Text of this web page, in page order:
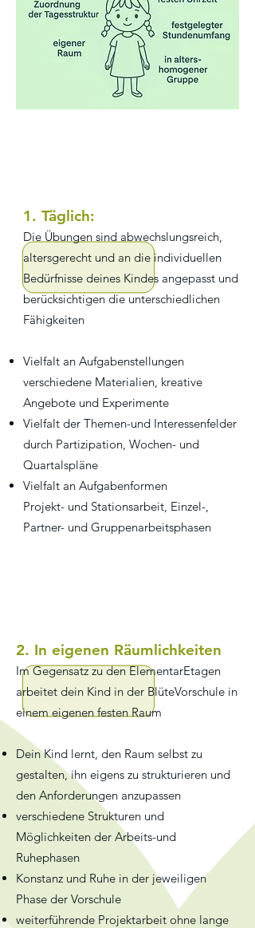
1. Täglich:
Die Übungen sind abwechslungsreich,
altersgerecht und an die individuellen
Bedürfnisse deines Kindes angepasst und
berücksichtigen die unterschiedlichen
Fähigkeiten
Vielfalt an Aufgabenstellungen
verschiedene Materialien, kreative
Angebote und Experimente
Vielfalt der Themen-und Interessenfelder
durch Partizipation, Wochen- und
Quartalspläne
Vielfalt an Aufgabenformen
Projekt- und Stationsarbeit, Einzel-,
Partner- und Gruppenarbeitsphasen
2. In eigenen Räumlichkeiten
Im Gegensatz zu den ElementarEtagen
arbeitet dein Kind in der BlüteVorschule in
einem eigenen festen Raum
Dein Kind lernt, den Raum selbst zu
gestalten, ihn eigens zu strukturieren und
den Anforderungen anzupassen
verschiedene Strukturen und
Möglichkeiten der Arbeits-und
Ruhephasen
Konstanz und Ruhe in der jeweiligen
Phase der Vorschule
weiterführende Projektarbeit ohne lange